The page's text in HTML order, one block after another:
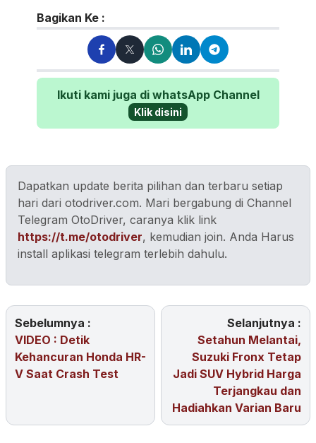
Bagikan Ke :
Ikuti kami juga di whatsApp Channel
Klik disini
Dapatkan update berita pilihan dan terbaru setiap
hari dari otodriver.com. Mari bergabung di Channel
Telegram OtoDriver, caranya klik link
https://t.me/otodriver, kemudian join. Anda Harus
install aplikasi telegram terlebih dahulu.
Sebelumnya :
VIDEO : Detik
Kehancuran Honda HR-
V Saat Crash Test
Selanjutnya :
Setahun Melantai,
Suzuki Fronx Tetap
Jadi SUV Hybrid Harga
Terjangkau dan
Hadiahkan Varian Baru